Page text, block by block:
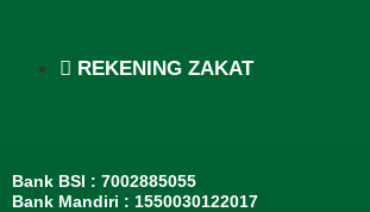
REKENING ZAKAT
Bank BSI : 7002885055
Bank Mandiri : 1550030122017